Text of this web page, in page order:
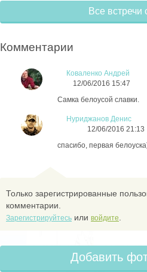
Все встречи
Комментарии
Коваленко Андрей
12/06/2016 15:47
Самка белоусой славки.
Нуриджанов Денис
12/06/2016 21:13
спасибо, первая
Только зарегистрированные
комментарии.
Зарегистрируйтесь или войдите
Добавить